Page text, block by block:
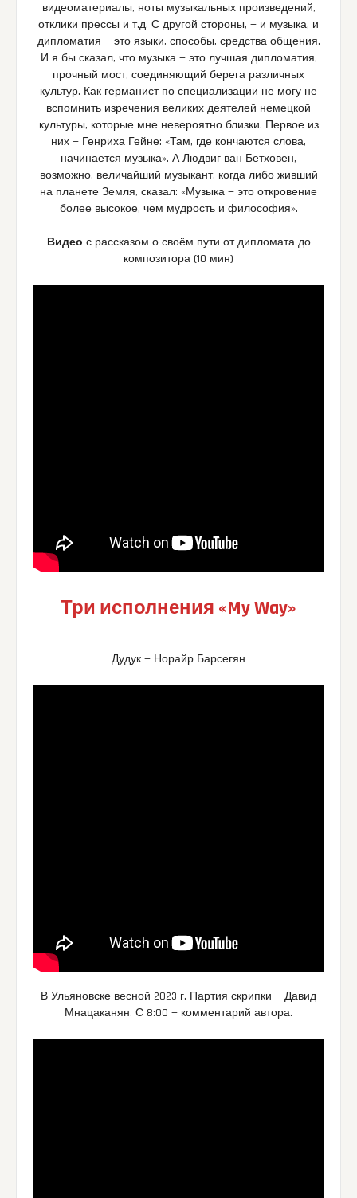
видеоматериалы, ноты музыкальных произведений,
отклики прессы и т.д. С другой стороны, — и музыка, и
дипломатия — это языки, способы, средства общения.
И я бы сказал, что музыка — это лучшая дипломатия,
прочный мост, соединяющий берега различных
культур. Как германист по специализации не могу не
вспомнить изречения великих деятелей немецкой
культуры, которые мне невероятно близки. Первое из
них — Генриха Гейне: «Там, где кончаются слова,
начинается музыка». А Людвиг ван Бетховен,
возможно, величайший музыкант, когда-либо живший
на планете Земля, сказал: «Музыка — это откровение
более высокое, чем мудрость и философия».
Видео с рассказом о своём пути от дипломата до
композитора (10 мин)
Три исполнения «My Way»
Дудук — Норайр Барсегян
В Ульяновске весной 2023 г. Партия скрипки — Давид
Мнацаканян. С 8:00 — комментарий автора.